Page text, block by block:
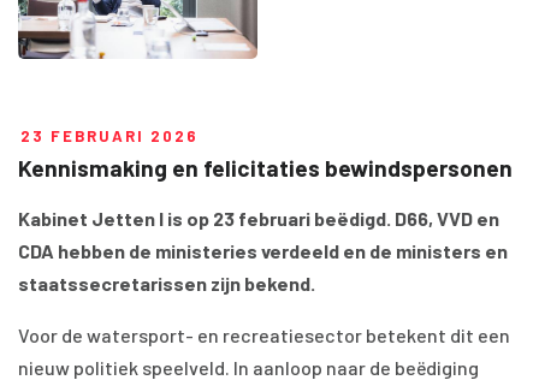
23 FEBRUARI 2026
Kennismaking en felicitaties bewindspersonen
Kabinet Jetten I is op 23 februari beëdigd. D66, VVD en
CDA hebben de ministeries verdeeld en de ministers en
staatssecretarissen zijn bekend.
Voor de watersport- en recreatiesector betekent dit een
nieuw politiek speelveld. In aanloop naar de beëdiging